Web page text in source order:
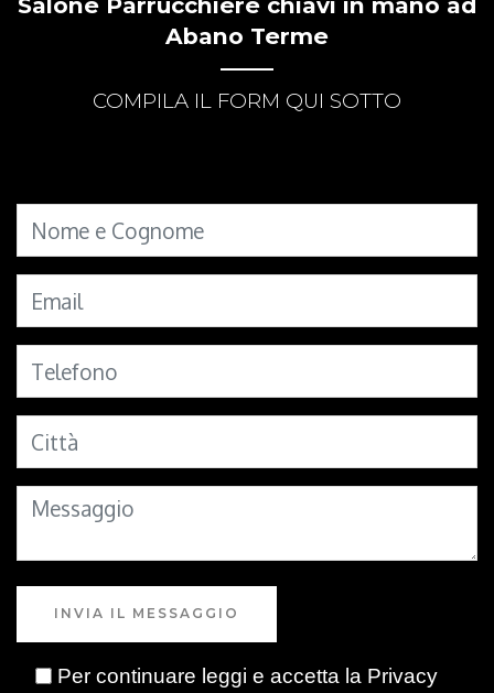
Abano Terme
COMPILA IL FORM QUI SOTTO
INVIA IL MESSAGGIO
Per continuare leggi e accetta la Privacy